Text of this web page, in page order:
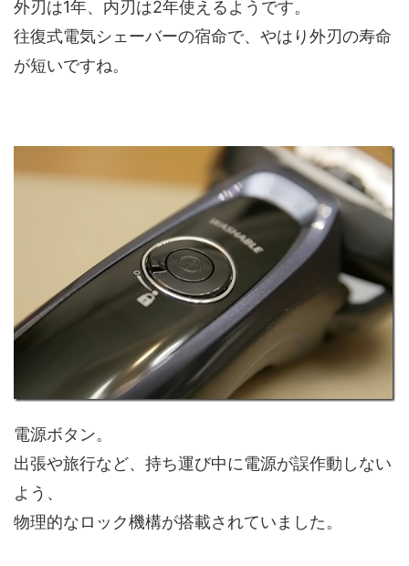
外刃は1年、内刃は2年使えるようです。
往復式電気シェーバーの宿命で、やはり外刃の寿命
が短いですね。
電源ボタン。
出張や旅行など、持ち運び中に電源が誤作動しない
よう、
物理的なロック機構が搭載されていました。